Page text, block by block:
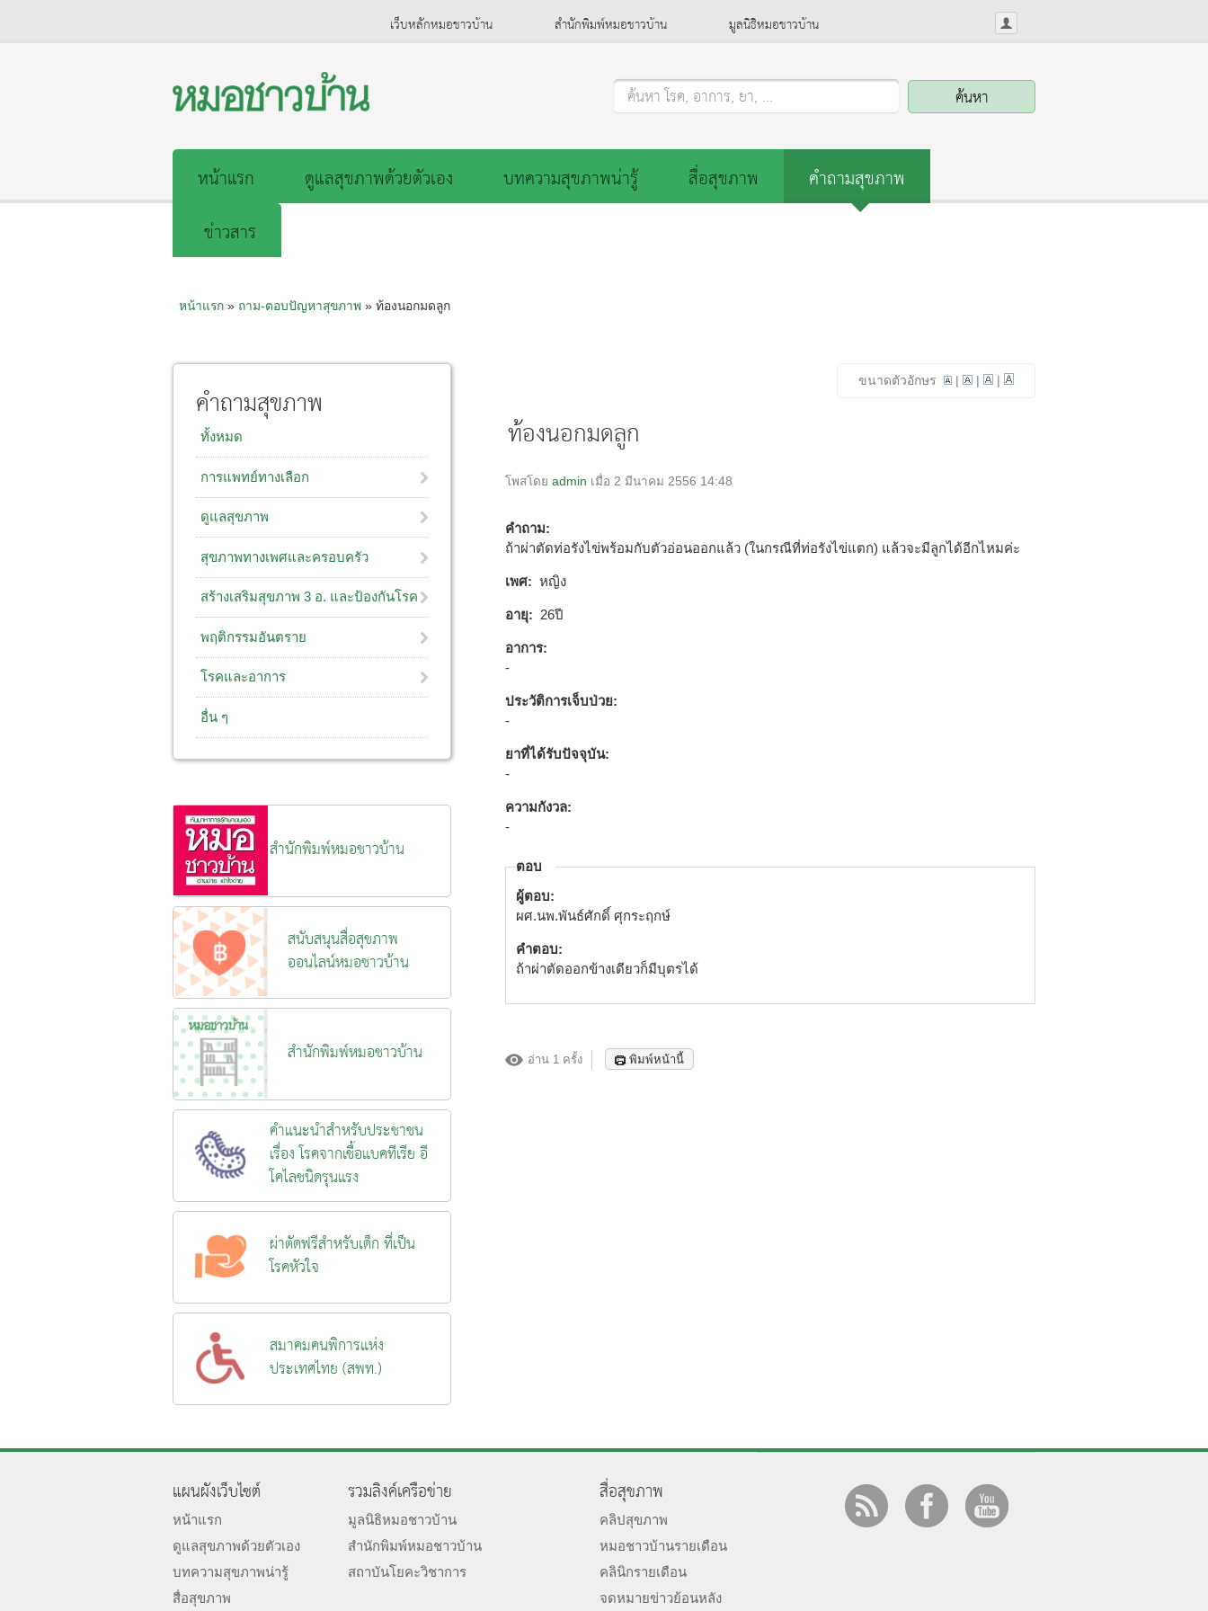
เว็บหลักหมอชาวบ้าน สำนักพิมพ์หมอชาวบ้าน มูลนิธิหมอชาวบ้าน
ค้นหา โรค, อาการ, ยา, ...
หน้าแรก ดูแลสุขภาพด้วยตัวเอง บทความสุขภาพน่ารู้ สื่อสุขภาพ
คำถามสุขภาพ
ข่าวสาร
หน้าแรก» ถาม-ตอบปัญหาสุขภาพ » ท้องนอกมดลูก‏‏
ขนาดตัวอักษร | | |
โพสโดย admin เมื่อ 2 มีนาคม 2556 14:48
คำถาม:
ถ้าผ่าตัดท่อรังไข่พร้อมกับตัวอ่อนออกแล้ว (ในกรณีที่ท่อรังไข่แตก) แล้วจะมีลูกได้อีกไหมค่ะ
เพศ: หญิง
อายุ: 26ปี
อาการ:
-
ประวัติการเจ็บป่วย:
-
ยาที่ได้รับปัจจุบัน:
-
ความกังวล:
-
ตอบ
ผู้ตอบ:
ผศ.นพ.พันธ์ศักดิ์ ศุกระฤกษ์
คำตอบ:
ถ้าผ่าตัดออกข้างเดียวก็มีบุตรได้
อ่าน 1 ครั้ง พิมพ์หน้านี้
คำถามสุขภาพ
ทั้งหมด
การแพทย์ทางเลือก
ดูแลสุขภาพ
สุขภาพทางเพศและครอบครัว
สร้างเสริมสุขภาพ 3 อ. และป้องกันโรค
พฤติกรรมอันตราย
โรคและอาการ
อื่น ๆ
สำนักพิมพ์หมอชาวบ้าน
สนับสนุนสื่อสุขภาพ
ออนไลน์หมอชาวบ้าน
สำนักพิมพ์หมอชาวบ้าน
คำแนะนำสำหรับประชาชน
เรื่อง โรคจากเชื้อแบคทีเรีย อี
โคไลชนิดรุนแรง
ผ่าตัดฟรีสำหรับเด็ก ที่เป็น
โรคหัวใจ
สมาคมคนพิการแห่ง
ประเทศไทย (สพท.)
แผนผังเว็บไซต์
หน้าแรก
ดูแลสุขภาพด้วยตัวเอง
บทความสุขภาพน่ารู้
สื่อสุขภาพ
รวมลิงค์เครือข่าย
มูลนิธิหมอชาวบ้าน
สำนักพิมพ์หมอชาวบ้าน
สถาบันโยคะวิชาการ
สื่อสุขภาพ
คลิปสุขภาพ
หมอชาวบ้านรายเดือน
คลินิกรายเดือน
จดหมายข่าวย้อนหลัง